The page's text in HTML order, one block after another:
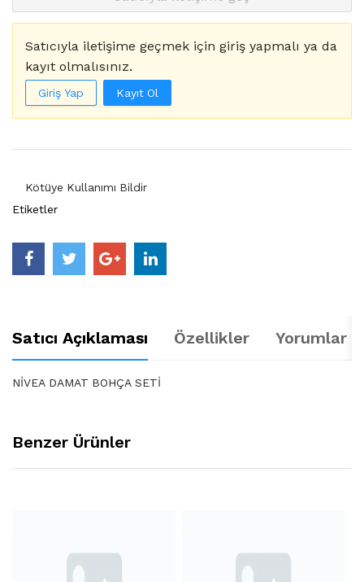
Satıcıyla iletişime geçmek için giriş yapmalı ya da
kayıt olmalısınız.
Giriş Yap Kayıt Ol
Kötüye Kullanımı Bildir
Etiketler
Satıcı Açıklaması Özellikler Yorumlar
NİVEA DAMAT BOHÇA SETİ
Benzer Ürünler